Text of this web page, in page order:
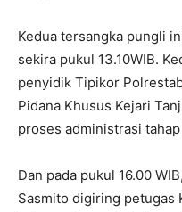
Kedua tersangka pungli
sekira pukul 13.10WIB.
penyidik Tipikor
Pidana Khusus Kejari
proses administrasi tahap
Dan pada pukul 16.00
Sasmito digiring petugas